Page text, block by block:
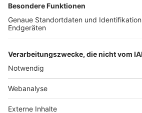
Nutzungsbedingungen Datenschutz